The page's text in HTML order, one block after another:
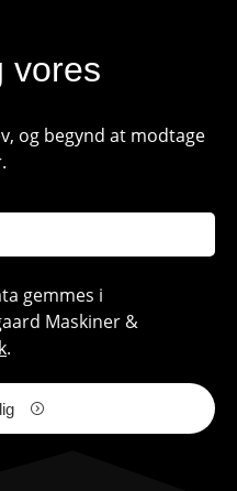
vores
og begynd at modtage
gemmes i
Maskiner &
.